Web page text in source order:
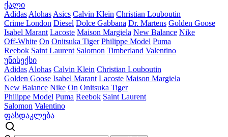
ქალი
Adidas Alohas Asics Calvin Klein Christian Louboutin
Crime London Diesel Dolce Gabbana Dr. Martens Golden Goose
Isabel Marant Lacoste Maison Margiela New Balance Nike
Off-White On Onitsuka Tiger Philippe Model Puma
Reebok Saint Laurent Salomon Timberland Valentino
უნისექსი
Adidas Alohas Calvin Klein Christian Louboutin
Golden Goose Isabel Marant Lacoste Maison Margiela
New Balance Nike On Onitsuka Tiger
Philippe Model Puma Reebok Saint Laurent
Salomon Valentino
ფასდაკლება